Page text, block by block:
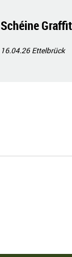
Schéine
16.04.26Ettelbrück